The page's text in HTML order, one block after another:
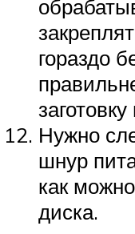
гораздо
Нужно
шнур
как
диска.